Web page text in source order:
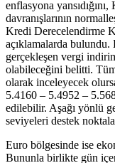
enflasyona
davranışlarının
Kredi Derecelendirme
açıklamalarda bulundu.
gerçekleşen vergi
olabileceğini belitti.
olarak inceleyecek
5.4160 – 5.4952 –
edilebilir. Aşağı yönlü
seviyeleri destek
Euro bölgesinde ise
Bununla birlikte gün